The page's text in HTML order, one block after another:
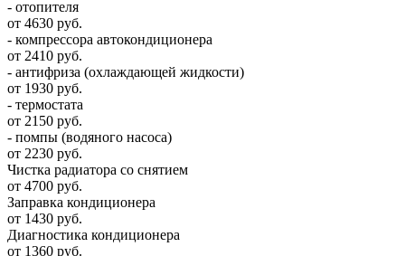
- отопителя
от 4630 руб.
- компрессора автокондиционера
от 2410 руб.
- антифриза (охлаждающей жидкости)
от 1930 руб.
- термостата
от 2150 руб.
- помпы (водяного насоса)
от 2230 руб.
Чистка радиатора со снятием
от 4700 руб.
Заправка кондиционера
от 1430 руб.
Диагностика кондиционера
от 1360 руб.